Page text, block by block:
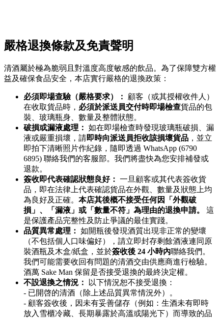
嚴格退換條款及免責聲明
清酒屬於極為脆弱且對溫度高度敏感的飲品。為了保障雙方權
益及確保食品安全，本店實行嚴格的退換政策：
必須即場查驗（嚴格要求）：
顧客（或其授權收件人）
在收取貨品時， 必須於派送員交付時即場檢查貨品的包
裝、玻璃瓶身、數量及整體狀態。
破損或漏液處理： 如在即場檢查時發現玻璃瓶破損、漏
液或嚴重損壞，請即時向派送員拒收該損壞貨品 ，並立
即拍下清晰照片作紀錄，隨即透過 WhatsApp (6790
6895) 聯絡我們的客服部。我們將盡快為您安排補發或
退款。
簽收即代表確認狀態良好： 一旦顧客或其代表簽收貨
品，即在法律上代表確認貨品在外觀、數量及狀態上均
為良好及正確。 本店其後概不接受任何因「外觀破
損」、「漏液」或「數量不符」為理由的退換申請。
這
是保護產品完整性及防止爭議的最佳實踐。
品質異常處理： 如開瓶後發現酒質出現非正常的變壞
（不包括個人口味偏好），請立即封存剩餘酒液連同原
裝酒瓶及木盒/紙盒，並於簽收後 24 小時內聯絡我們。
我們可能需要收回有問題的清酒交由供應商進行檢驗。
酒萬 Sake Man 保留是否接受退換的最終決定權。
不設退換之情況：
以下情況恕不接受退換：
- 已開啓的清酒（除上述品質異常情況外）。
- 顧客簽收後，因未有妥善儲存（例如：生酒未有即時
放入雪櫃冷藏、長期暴露於高溫或陽光下）而導致的品